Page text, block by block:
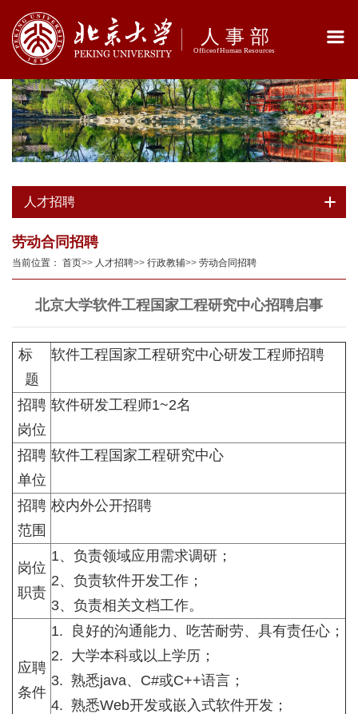
人才招聘
劳动合同招聘
当前位置： 首页>> 人才招聘>> 行政教辅>> 劳动合同招聘
北京大学软件工程国家工程研究中心招聘启事
标
题
软件工程国家工程研究中心研发工程师招聘
招聘
岗位
软件研发工程师1~2名
招聘
单位
软件工程国家工程研究中心
招聘
范围
校内外公开招聘
岗位
职责
1、负责领域应用需求调研；
2、负责软件开发工作；
3、负责相关文档工作。
应聘
条件
1. 良好的沟通能力、吃苦耐劳、具有责任心；
2. 大学本科或以上学历；
3. 熟悉java、C#或C++语言；
4. 熟悉Web开发或嵌入式软件开发；